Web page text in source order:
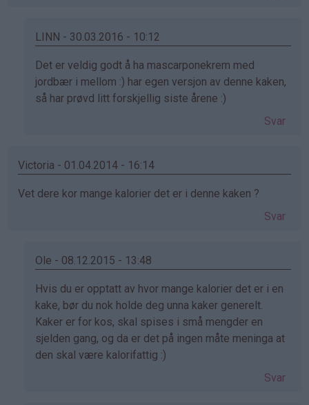
LINN - 30.03.2016 - 10:12
Som
svar
på
bekreftet)
Det er veldig godt å ha mascarponekrem med
jordbær i mellom :) har egen versjon av denne kaken,
så har prøvd litt forskjellig siste årene :)
Svar
Victoria - 01.04.2014 - 16:14
Vet dere kor mange kalorier det er i denne kaken ?
Svar
Ole - 08.12.2015 - 13:48
Som
svar
på
av
Victoria
Hvis du er opptatt av hvor mange kalorier det er i en
kake, bør du nok holde deg unna kaker generelt.
Kaker er for kos, skal spises i små mengder en
sjelden gang, og da er det på ingen måte meninga at
den skal være kalorifattig :)
Svar